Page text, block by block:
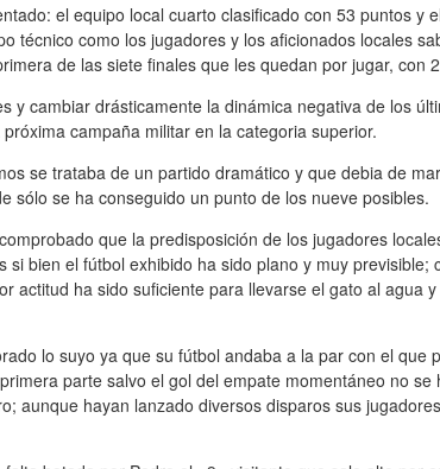
el equipo local cuarto clasificado con 53 puntos y
técnico como los jugadores y los aficionados locales
de las siete finales que les quedan por jugar, con
y cambiar drásticamente la dinámica negativa de los
campaña militar en la categoria superior.
se trataba de un partido dramático y que debia de
sólo se ha conseguido un punto de los nueve posibles.
que la predisposición de los jugadores
si bien el fútbol exhibido ha sido plano y muy previsible;
actitud ha sido suficiente para llevarse el gato al agua
lo suyo ya que su fútbol andaba a la par con el que
parte salvo el gol del empate momentáneo no
aunque hayan lanzado diversos disparos sus